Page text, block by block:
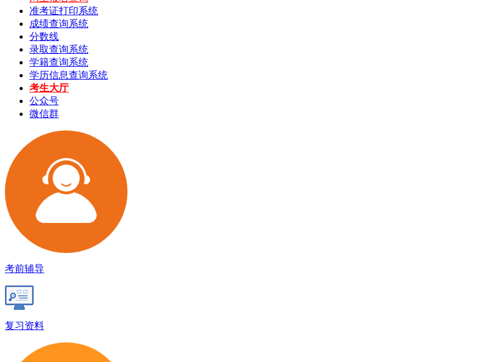
准考证打印系统
成绩查询系统
分数线
录取查询系统
学籍查询系统
学历信息查询系统
考生大厅
公众号
微信群
考前辅导
复习资料